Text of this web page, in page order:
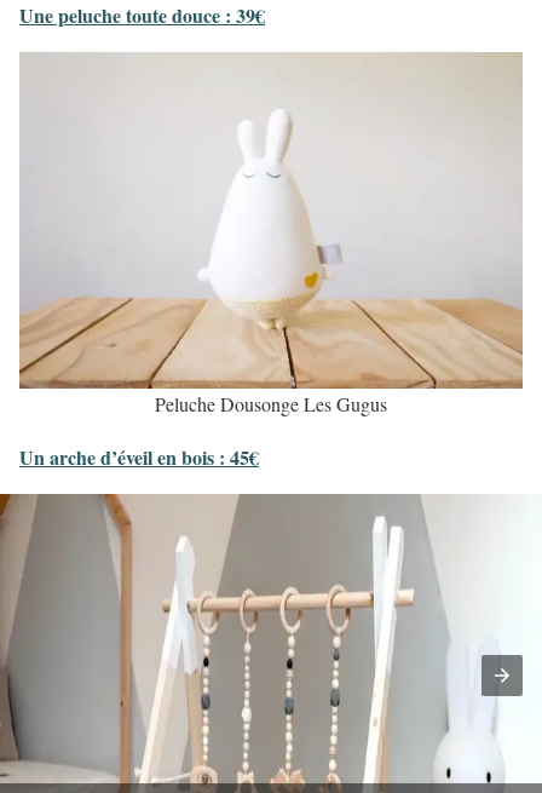
Une peluche toute douce : 39€
Peluche Dousonge Les Gugus
Un arche d’éveil en bois : 45€